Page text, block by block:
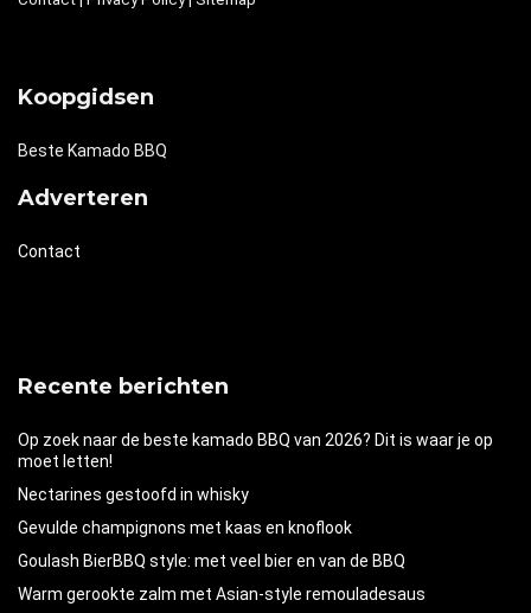
Koopgidsen
Beste Kamado BBQ
Adverteren
Contact
Recente berichten
Op zoek naar de beste kamado BBQ van 2026? Dit is waar je op
moet letten!
Nectarines gestoofd in whisky
Gevulde champignons met kaas en knoflook
Goulash BierBBQ style: met veel bier en van de BBQ
Warm gerookte zalm met Asian-style remouladesaus